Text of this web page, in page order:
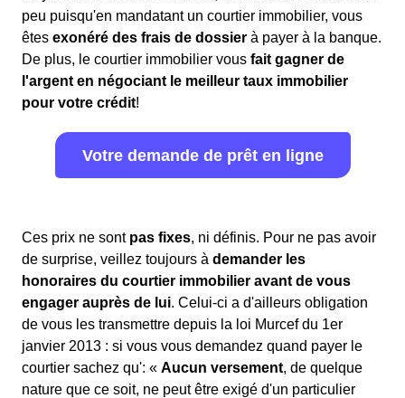
peu puisqu'en mandatant un courtier immobilier, vous
êtes exonéré des frais de dossier à payer à la banque.
De plus, le courtier immobilier vous fait gagner de
l'argent en négociant le meilleur taux immobilier
pour votre crédit!
Votre demande de prêt en ligne
Ces prix ne sont pas fixes, ni définis. Pour ne pas avoir
de surprise, veillez toujours à demander les
honoraires du courtier immobilier avant de vous
engager auprès de lui. Celui-ci a d'ailleurs obligation
de vous les transmettre depuis la loi Murcef du 1er
janvier 2013 : si vous vous demandez quand payer le
courtier sachez qu': « Aucun versement, de quelque
nature que ce soit, ne peut être exigé d'un particulier